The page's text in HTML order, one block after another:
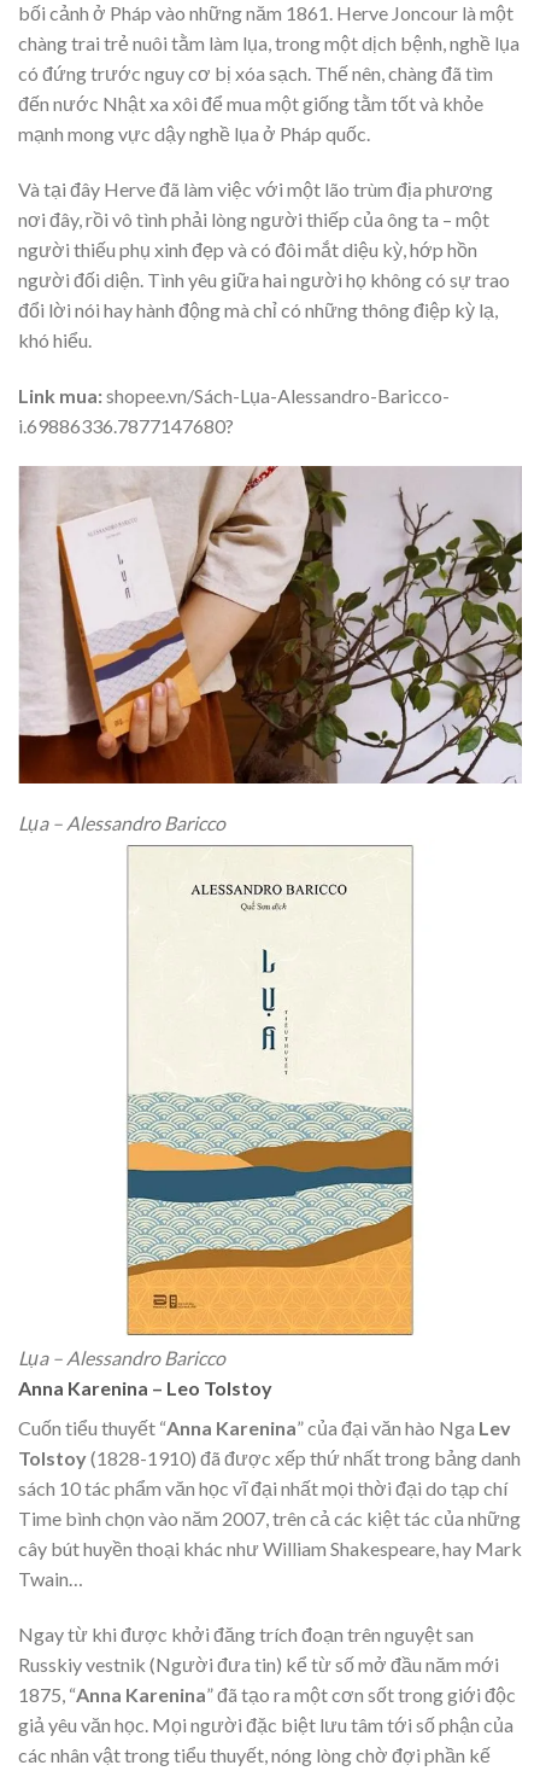
bối cảnh ở Pháp vào những năm 1861. Herve Joncour là một
chàng trai trẻ nuôi tằm làm lụa, trong một dịch bệnh, nghề lụa
có đứng trước nguy cơ bị xóa sạch. Thế nên, chàng đã tìm
đến nước Nhật xa xôi để mua một giống tằm tốt và khỏe
mạnh mong vực dậy nghề lụa ở Pháp quốc.
Và tại đây Herve đã làm việc với một lão trùm địa phương
nơi đây, rồi vô tình phải lòng người thiếp của ông ta – một
người thiếu phụ xinh đẹp và có đôi mắt diệu kỳ, hớp hồn
người đối diện. Tình yêu giữa hai người họ không có sự trao
đổi lời nói hay hành động mà chỉ có những thông điệp kỳ lạ,
khó hiểu.
Link mua:shopee.vn/Sách-Lụa-Alessandro-Baricco-
i.69886336.7877147680?
Lụa – Alessandro Baricco
Lụa – Alessandro Baricco
Anna Karenina – Leo Tolstoy
Cuốn tiểu thuyết “Anna Karenina” của đại văn hào Nga Lev
Tolstoy(1828-1910) đã được xếp thứ nhất trong bảng danh
sách 10 tác phẩm văn học vĩ đại nhất mọi thời đại do tạp chí
Time bình chọn vào năm 2007, trên cả các kiệt tác của những
cây bút huyền thoại khác như William Shakespeare, hay Mark
Twain…
Ngay từ khi được khởi đăng trích đoạn trên nguyệt san
Russkiy vestnik (Người đưa tin) kể từ số mở đầu năm mới
1875, “Anna Karenina” đã tạo ra một cơn sốt trong giới độc
giả yêu văn học. Mọi người đặc biệt lưu tâm tới số phận của
các nhân vật trong tiểu thuyết, nóng lòng chờ đợi phần kế